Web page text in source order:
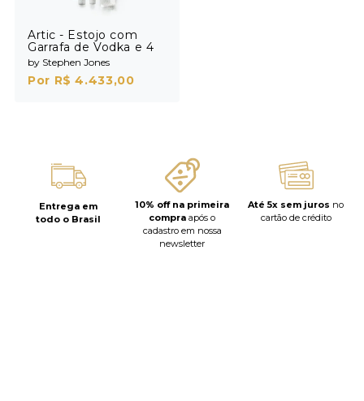
Artic - Estojo com
Garrafa de Vodka e 4
Shots
by Stephen Jones
Por R$ 4.433,00
Entrega em
todo o Brasil
10% off na primeira
compra após o
cadastro em nossa
newsletter
Até 5x sem juros no
cartão de crédito